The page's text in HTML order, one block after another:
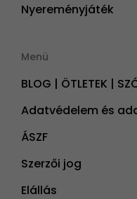
Nyereményjáték
Menü
BLOG | ÖTLETEK |
Adatvédelem és
ÁSZF
Szerzői jog
Elállás